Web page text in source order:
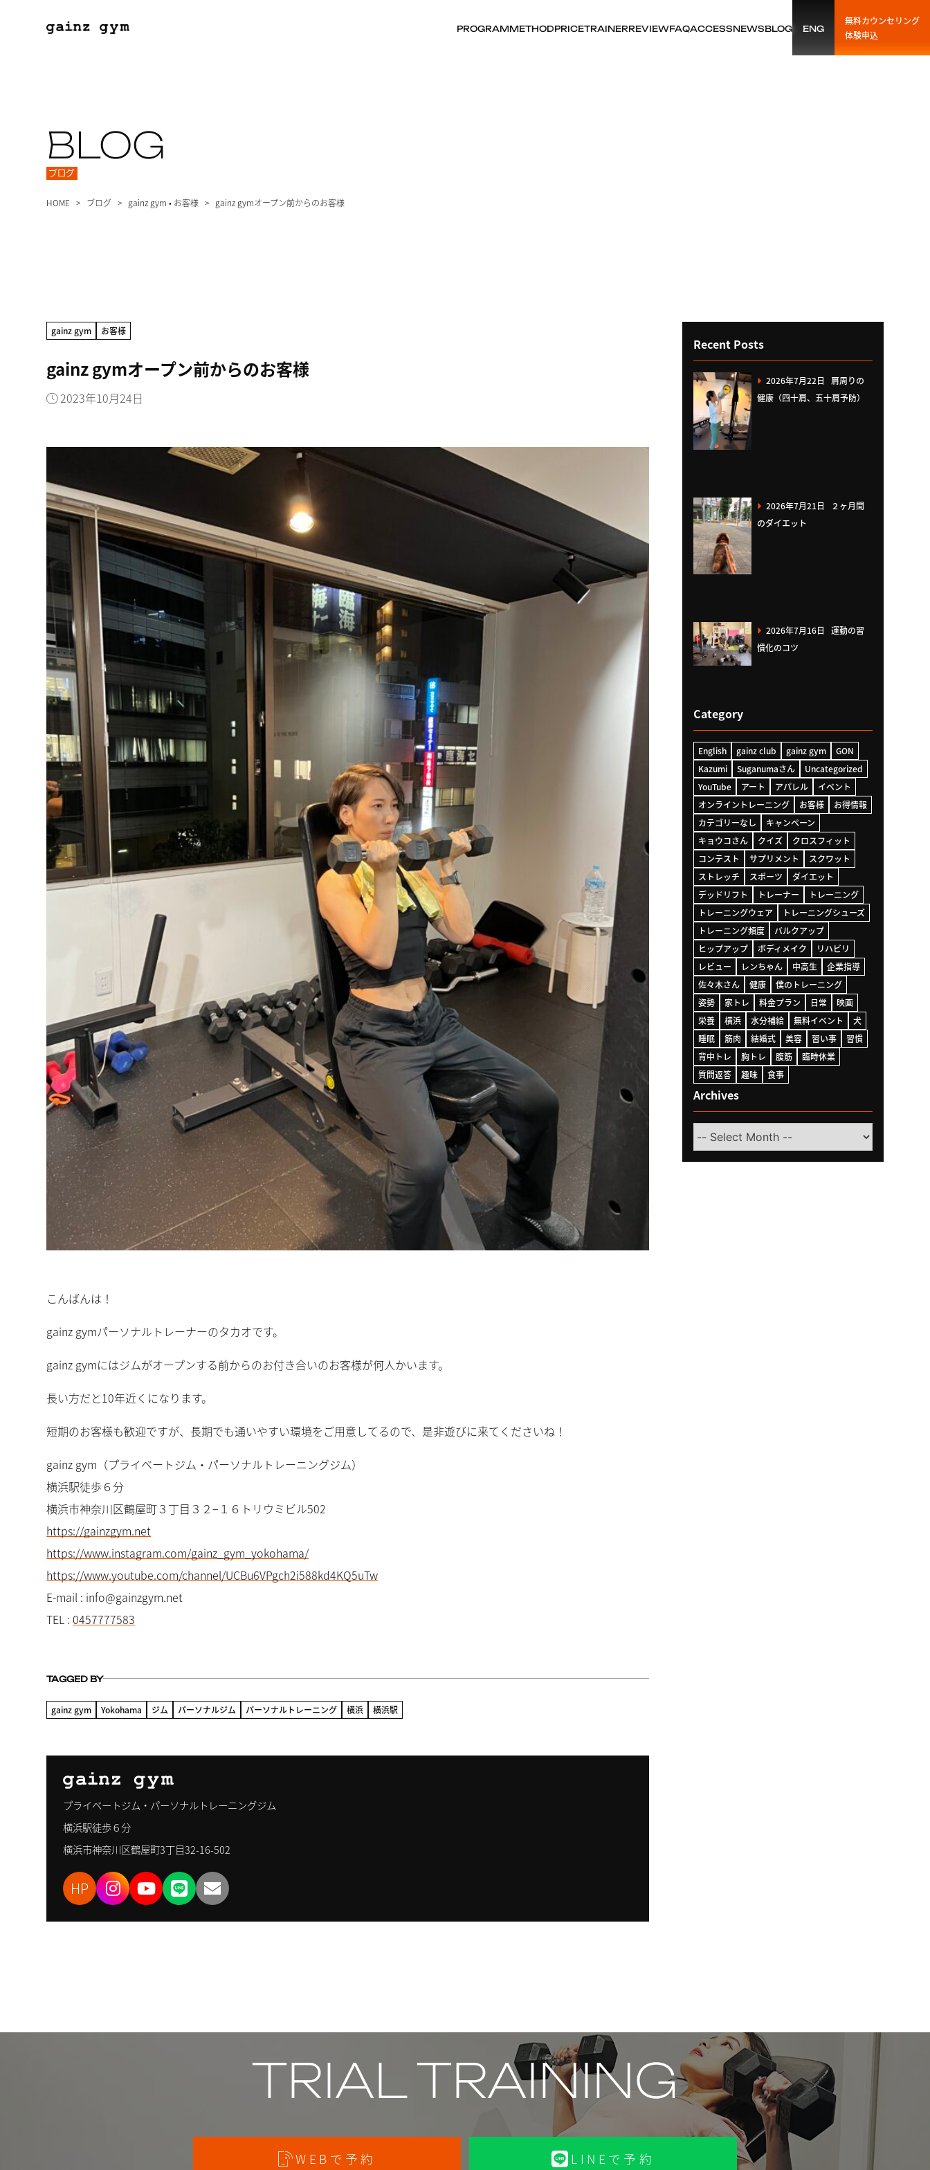
PROGRAMMETHODPRICETRAINERREVIEWFAQACCESSNEWSBLOG ENG
無料カウンセリング
体験申込
BLOG
ブログ
HOME ブログ gainz gym • お客様 gainz gymオープン前からのお客様
gainz gym お客様
gainz gymオープン前からのお客様
2023年10月24日
こんばんは！
gainz gymパーソナルトレーナーのタカオです。
gainz gymにはジムがオープンする前からのお付き合いのお客様が何人かいます。
長い方だと10年近くになります。
短期のお客様も歓迎ですが、長期でも通いやすい環境をご用意してるので、是非遊びに来てくださいね！
gainz gym（プライベートジム・パーソナルトレーニングジム）
横浜駅徒歩６分
横浜市神奈川区鶴屋町３丁目３２−１６トリウミビル502
https://gainzgym.net
https://www.instagram.com/gainz_gym_yokohama/
https://www.youtube.com/channel/UCBu6VPgch2i588kd4KQ5uTw
E-mail : info@gainzgym.net
TEL :0457777583
TAGGED BY
gainz gym Yokohama ジム パーソナルジム パーソナルトレーニング 横浜 横浜駅
プライベートジム・パーソナルトレーニングジム
横浜駅徒歩６分
横浜市神奈川区鶴屋町3丁目32-16-502
HP
Recent Posts
2026年7月22日
肩周りの
健康（四十肩、五十肩予防）
2026年7月21日
２ヶ月間
のダイエット
2026年7月16日
運動の習
慣化のコツ
Category
English gainz club gainz gym
GON
Kazumi
Suganumaさん
Uncategorized
YouTube
アート アパレル
イベント
オンライントレーニング
お客様
お得情報
カテゴリーなし
キャンペーン
キョウコさん
クイズ
クロスフィット
コンテスト
サプリメント
スクワット
ストレッチ
スポーツ
ダイエット
デッドリフト
トレーナー
トレーニング
トレーニングウェア
トレーニングシューズ
トレーニング頻度
バルクアップ
ヒップアップ
ボディメイク
リハビリ
レビュー
レンちゃん 中高生
企業指導
佐々木さん
健康
僕のトレーニング
姿勢
家トレ 料金プラン 日常
映画
栄養
横浜 水分補給 無料イベント
犬
睡眠
筋肉 結婚式 美容 習い事
習慣
背中トレ
胸トレ 腹筋
臨時休業
質問返答
趣味 食事
Archives
Select
Month
TRIAL TRAINING
WEBで予約 LINEで予約